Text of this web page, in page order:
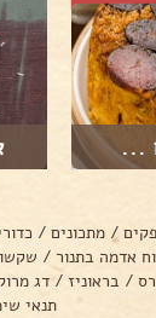
...
/ מתכונים /
אדמה בתנור /
/ בראוניז / דג
תנאי